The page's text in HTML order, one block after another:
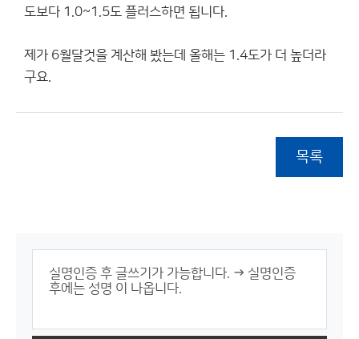
도보다 1.0~1.5도 플러스하면 됩니다.
제가 6월달것을 계산해 봤는데 올해는 1.4도가 더 높더라
구요.
목록